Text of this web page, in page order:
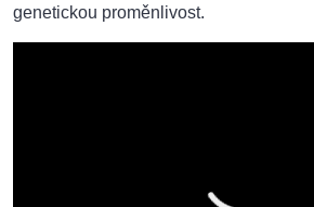
genetickou proměnlivost.